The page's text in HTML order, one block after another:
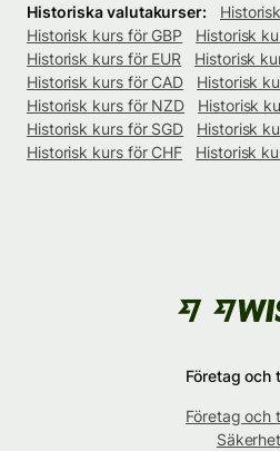
Historiska valutakurser:
Historisk kurs för GBP
Historisk
Historisk kurs för EUR
Historisk
Historisk kurs för CAD
Historisk
Historisk kurs för NZD
Historisk
Historisk kurs för SGD
Historisk
Historisk kurs för CHF
Historisk
Företag och
Företag och
Säkerhet